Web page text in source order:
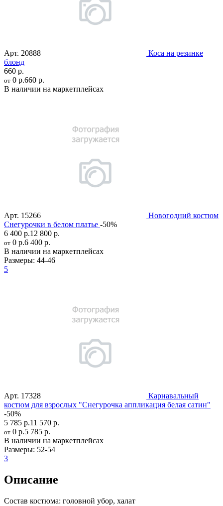
Арт. 20888
Коса на резинке
блонд
660 р.
от 0 р.660 р.
В наличии на маркетплейсах
Арт. 15266
Новогодний костюм
Снегурочки в белом платье -50%
6 400 р.12 800 р.
от 0 р.6 400 р.
В наличии на маркетплейсах
Размеры: 44-46
5
Арт. 17328
Карнавальный
костюм для взрослых "Снегурочка аппликация белая сатин"
-50%
5 785 р.11 570 р.
от 0 р.5 785 р.
В наличии на маркетплейсах
Размеры: 52-54
3
Описание
Состав костюма: головной убор, халат